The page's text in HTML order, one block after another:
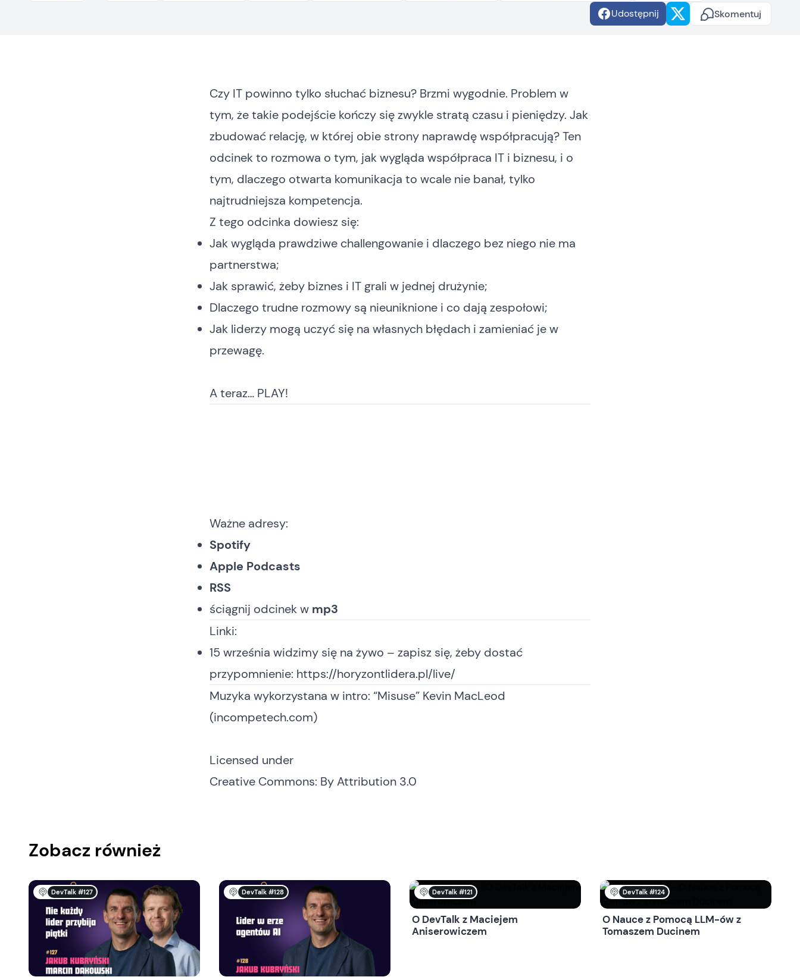
Udostępnij
Skomentuj
Czy IT powinno tylko słuchać biznesu? Brzmi wygodnie. Problem w
tym, że takie podejście kończy się zwykle stratą czasu i pieniędzy. Jak
zbudować relację, w której obie strony naprawdę współpracują? Ten
odcinek to rozmowa o tym, jak wygląda współpraca IT i biznesu, i o
tym, dlaczego otwarta komunikacja to wcale nie banał, tylko
najtrudniejsza kompetencja.
Z tego odcinka dowiesz się:
Jak wygląda prawdziwe challengowanie i dlaczego bez niego nie ma
partnerstwa;
Jak sprawić, żeby biznes i IT grali w jednej drużynie;
Dlaczego trudne rozmowy są nieuniknione i co dają zespołowi;
Jak liderzy mogą uczyć się na własnych błędach i zamieniać je w
przewagę.
A teraz… PLAY!
Ważne adresy:
Spotify
Apple Podcasts
RSS
ściągnij odcinekw mp3
Linki:
15 września widzimy się na żywo – zapisz się, żeby dostać
przypomnienie: https://horyzontlidera.pl/live/
Muzyka wykorzystana w intro: “Misuse” Kevin MacLeod
(incompetech.com)
Licensed under
Creative Commons: By Attribution 3.0
Zobacz również
DevTalk #127 DevTalk #128 DevTalk #121
O DevTalk z Maciejem
Aniserowiczem
DevTalk #124
O Nauce z Pomocą LLM-ów z
Tomaszem Ducinem